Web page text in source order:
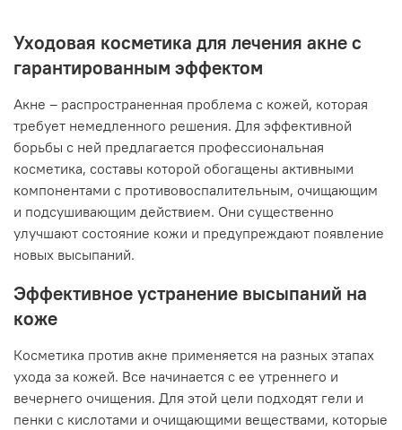
Уходовая косметика для лечения акне с
гарантированным эффектом
Акне – распространенная проблема с кожей, которая
требует немедленного решения. Для эффективной
борьбы с ней предлагается профессиональная
косметика, составы которой обогащены активными
компонентами с противовоспалительным, очищающим
и подсушивающим действием. Они существенно
улучшают состояние кожи и предупреждают появление
новых высыпаний.
Эффективное устранение высыпаний на
коже
Косметика против акне применяется на разных этапах
ухода за кожей. Все начинается с ее утреннего и
вечернего очищения. Для этой цели подходят гели и
пенки с кислотами и очищающими веществами, которые